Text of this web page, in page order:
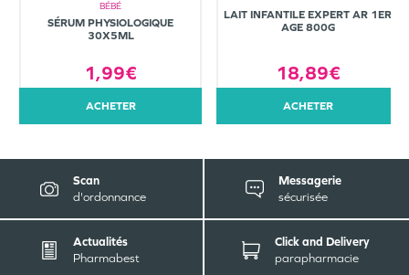
BÉBÉ
SÉRUM PHYSIOLOGIQUE
30X5ML
1,99€
ACHETER
LAIT INFANTILE EXPERT AR 1ER
AGE 800G
18,89€
ACHETER
Scan
d'ordonnance
Messagerie
sécurisée
Actualités
Pharmabest
Click and Delivery
parapharmacie